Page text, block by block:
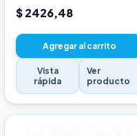
10CM
$ 2426,48
Agregar al carrito
Vista
rápida
Ver
producto